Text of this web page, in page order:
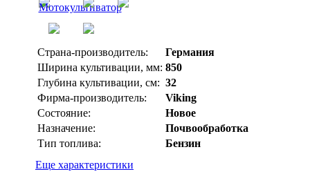
Страна-производитель:
Германия
Ширина культивации, мм: 850
Глубина культивации, см: 32
Фирма-производитель:
Viking
Состояние:
Новое
Назначение:
Почвообработка
Тип топлива:
Бензин
Еще характеристики